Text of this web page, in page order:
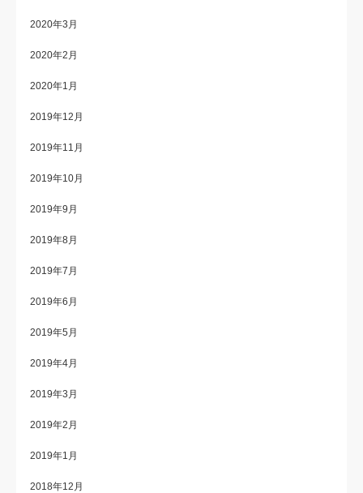
2020年3月
2020年2月
2020年1月
2019年12月
2019年11月
2019年10月
2019年9月
2019年8月
2019年7月
2019年6月
2019年5月
2019年4月
2019年3月
2019年2月
2019年1月
2018年12月